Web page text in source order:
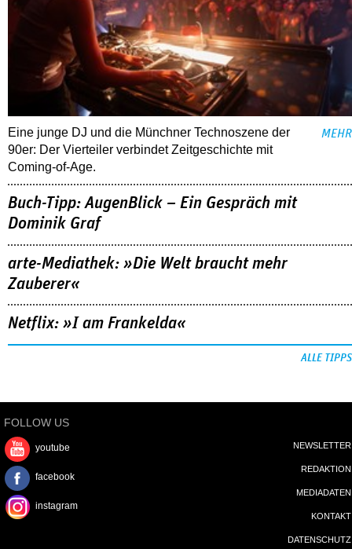
Eine junge DJ und die Münchner Technoszene der
90er: Der Vierteiler verbindet Zeitgeschichte mit
Coming-of-Age.
MEHR
Buch-Tipp: AugenBlick – Ein Gespräch mit
Dominik Graf
arte-Mediathek: »Die Welt braucht mehr
Zauberer«
Netflix: »I am Frankelda«
ALLE TIPPS
FOLLOW US
youtube
facebook
instagram
NEWSLETTER
REDAKTION
MEDIADATEN
KONTAKT
DATENSCHUTZ